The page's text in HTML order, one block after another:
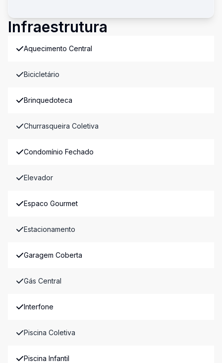
Infraestrutura
Aquecimento Central
Bicicletário
Brinquedoteca
Churrasqueira Coletiva
Condomínio Fechado
Elevador
Espaco Gourmet
Estacionamento
Garagem Coberta
Gás Central
Interfone
Piscina Coletiva
Piscina Infantil